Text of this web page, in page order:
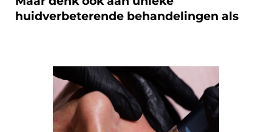
huidverbeterende behandelingen als